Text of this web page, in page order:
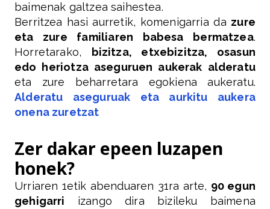
baimenak galtzea saihestea.
Berritzea hasi aurretik, komenigarria da zure
eta zure familiaren babesa bermatzea.
Horretarako,
bizitza, etxebizitza, osasun
edo heriotza aseguruen aukerak alderatu
eta zure beharretara egokiena aukeratu.
Alderatu aseguruak eta aurkitu aukera
onena zuretzat
Zer dakar epeen luzapen
honek?
Urriaren 1etik abenduaren 31ra arte, 90 egun
gehigarri izango dira bizileku baimena